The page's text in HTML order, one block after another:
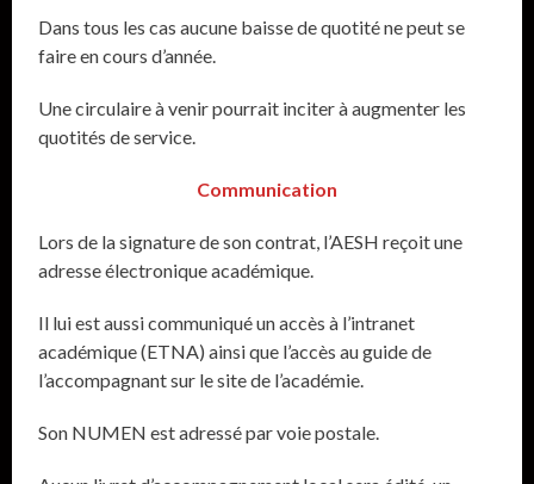
Dans tous les cas aucune baisse de quotité ne peut se
faire en cours d’année.
Une circulaire à venir pourrait inciter à augmenter les
quotités de service.
Communication
Lors de la signature de son contrat, l’AESH reçoit une
adresse électronique académique.
Il lui est aussi communiqué un accès à l’intranet
académique (ETNA) ainsi que l’accès au guide de
l’accompagnant sur le site de l’académie.
Son NUMEN est adressé par voie postale.